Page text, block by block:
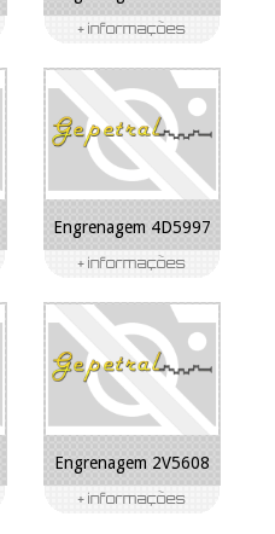
Engrenagem 4D5997
Engrenagem 2V5608